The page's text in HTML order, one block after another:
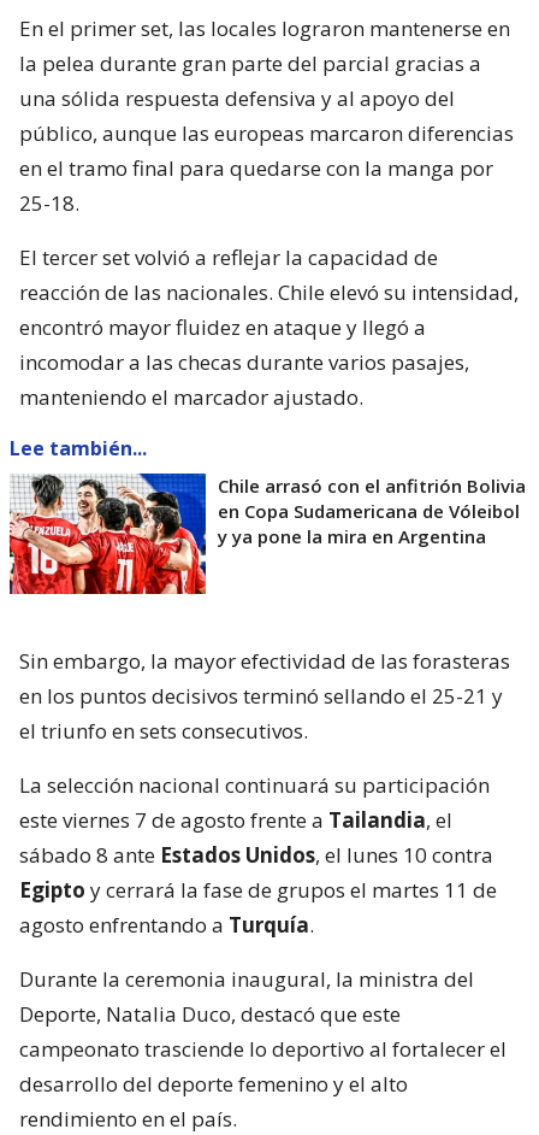
En el primer set, las locales lograron mantenerse en
la pelea durante gran parte del parcial gracias a
una sólida respuesta defensiva y al apoyo del
público, aunque las europeas marcaron diferencias
en el tramo final para quedarse con la manga por
25-18.
El tercer set volvió a reflejar la capacidad de
reacción de las nacionales. Chile elevó su intensidad,
encontró mayor fluidez en ataque y llegó a
incomodar a las checas durante varios pasajes,
manteniendo el marcador ajustado.
Lee también...
Chile arrasó con el anfitrión Bolivia
en Copa Sudamericana de Vóleibol
y ya pone la mira en Argentina
Sin embargo, la mayor efectividad de las forasteras
en los puntos decisivos terminó sellando el 25-21 y
el triunfo en sets consecutivos.
La selección nacional continuará su participación
este viernes 7 de agosto frente a Tailandia, el
sábado 8 ante Estados Unidos, el lunes 10 contra
Egipto y cerrará la fase de grupos el martes 11 de
agosto enfrentando a Turquía.
Durante la ceremonia inaugural, la ministra del
Deporte, Natalia Duco, destacó que este
campeonato trasciende lo deportivo al fortalecer el
desarrollo del deporte femenino y el alto
rendimiento en el país.